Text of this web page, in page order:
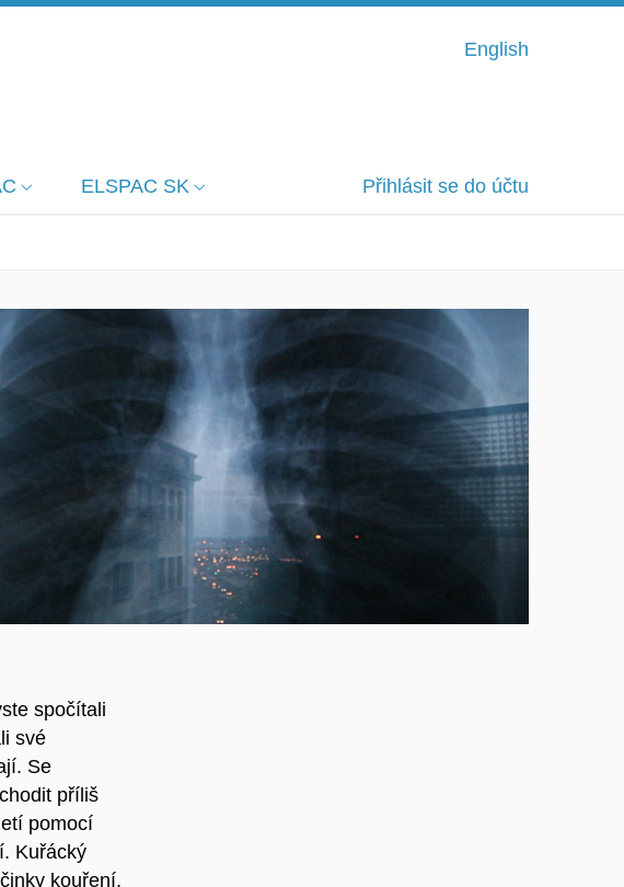
English
ELSPAC SK Přihlásit se do účtu
spočítali
své
Se
příliš
pomocí
Kuřácký
kouření,